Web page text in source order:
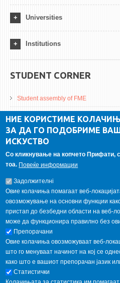
Universities
Institutions
STUDENT CORNER
Student assembly of FME
Da Vinci Magazinne
Alumni association
GALLERY
НИЕ КОРИСТИМЕ
ЗА ДА ГО ПОДОБРИМЕ
ИСКУСТВО
Со кликнување на копчето Прифати,
тоа. Повеќе информации
Задолжителнi
Овие колачиња помагаат веб-
овозможување на основни функции
пристап до безбедни области на веб-
може да функционира правилно без
Препорачани
Овие колачиња овозможуваат веб-
што го менуваат начинот на кој се
како што е вашиот препорачан јазик
Статистички